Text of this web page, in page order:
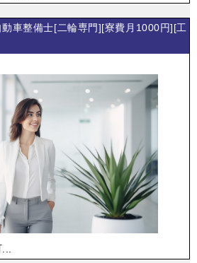
動車整備士[二輪専門][寮費月1000円][工
...